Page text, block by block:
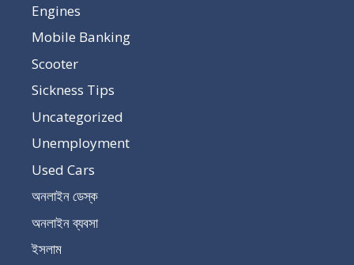
Engines
Mobile Banking
Scooter
Sickness Tips
Uncategorized
Unemployment
Used Cars
অনলাইন ডেস্ক
অনলাইন ব্যবসা
ইসলাম